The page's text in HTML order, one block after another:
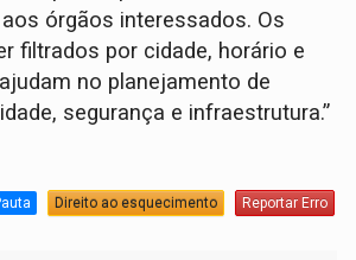
órgãos interessados. Os
filtrados por cidade, horário e
no planejamento de
segurança e infraestrutura.”
Direito ao esquecimento Reportar Erro